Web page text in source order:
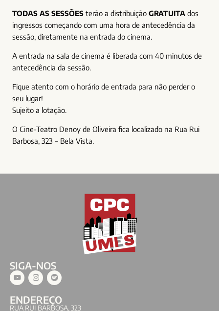
TODAS AS SESSÕES terão a distribuição GRATUITA dos
ingressos começando com uma hora de antecedência da
sessão, diretamente na entrada do cinema.
A entrada na sala de cinema é liberada com 40 minutos de
antecedência da sessão.
Fique atento com o horário de entrada para não perder o
seu lugar!
Sujeito a lotação.
O Cine-Teatro Denoy de Oliveira fica localizado na Rua Rui
Barbosa, 323 – Bela Vista.
SIGA-NOS
ENDEREÇO
RUA RUI BARBOSA, 323